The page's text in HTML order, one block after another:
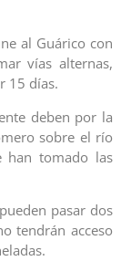
al Guárico con
vías alternas,
15 días.
deben por la
sobre el río
han tomado las
pasar dos
tendrán acceso